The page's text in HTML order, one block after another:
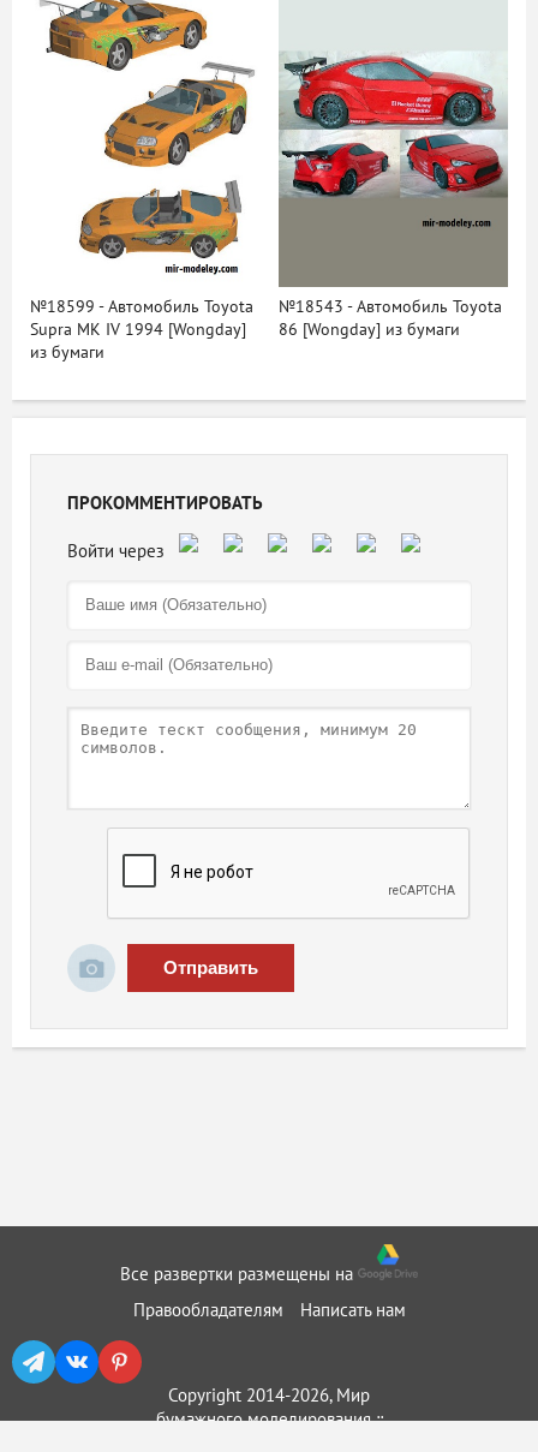
№18599 - Автомобиль Toyota
Supra MK IV 1994 [Wongday]
из бумаги
№18543 - Автомобиль Toyota
86 [Wongday] из бумаги
ПРОКОММЕНТИРОВАТЬ
Отправить
Все развертки размещены на
Правообладателям
Написать нам
Copyright 2014-2026, Мир
бумажного моделирования ::